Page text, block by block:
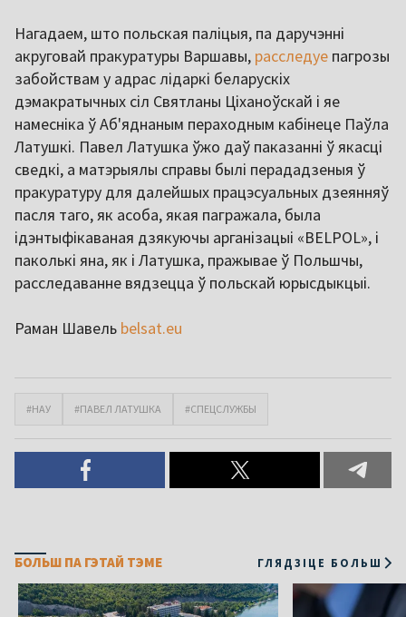
Нагадаем, што польская паліцыя, па даручэнні
акруговай пракуратуры Варшавы, расследуе пагрозы
забойствам у адрас лідаркі беларускіх
дэмакратычных сіл Святланы Ціханоўскай і яе
намесніка ў Аб'яднаным пераходным кабінеце Паўла
Латушкі. Павел Латушка ўжо даў паказанні ў якасці
сведкі, а матэрыялы справы былі перададзеныя ў
пракуратуру для далейшых працэсуальных дзеянняў
пасля таго, як асоба, якая пагражала, была
ідэнтыфікаваная дзякуючы арганізацыі «BELPOL», і
паколькі яна, як і Латушка, пражывае ў Польшчы,
расследаванне вядзецца ў польскай юрысдыкцыі.
Раман Шавель belsat.eu
#НАУ #ПАВЕЛ ЛАТУШКА #СПЕЦСЛУЖБЫ
БОЛЬШ ПА ГЭТАЙ ТЭМЕ ГЛЯДЗІЦЕ БОЛЬШ